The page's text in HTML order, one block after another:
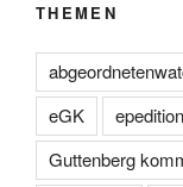
THEMEN
eGK
epedition
Guttenberg